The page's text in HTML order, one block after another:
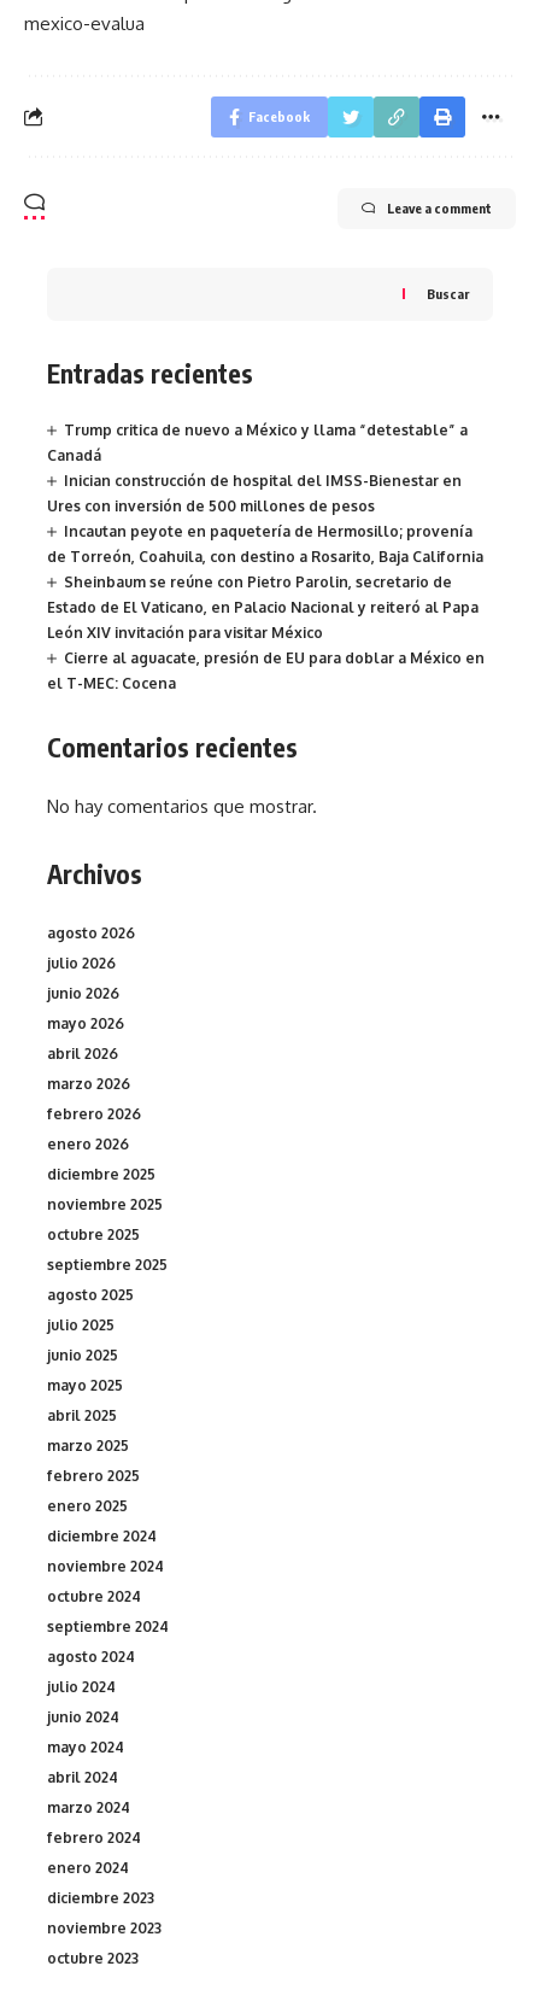
mexico-evalua
Facebook
Leave a comment
Buscar
Entradas recientes
Trump critica de nuevo a México y llama “detestable” a
Canadá
Inician construcción de hospital del IMSS-Bienestar en
Ures con inversión de 500 millones de pesos
Incautan peyote en paquetería de Hermosillo; provenía
de Torreón, Coahuila, con destino a Rosarito, Baja California
Sheinbaum se reúne con Pietro Parolin, secretario de
Estado de El Vaticano, en Palacio Nacional y reiteró al Papa
León XIV invitación para visitar México
Cierre al aguacate, presión de EU para doblar a México en
el T-MEC: Cocena
Comentarios recientes
No hay comentarios que mostrar.
Archivos
agosto 2026
julio 2026
junio 2026
mayo 2026
abril 2026
marzo 2026
febrero 2026
enero 2026
diciembre 2025
noviembre 2025
octubre 2025
septiembre 2025
agosto 2025
julio 2025
junio 2025
mayo 2025
abril 2025
marzo 2025
febrero 2025
enero 2025
diciembre 2024
noviembre 2024
octubre 2024
septiembre 2024
agosto 2024
julio 2024
junio 2024
mayo 2024
abril 2024
marzo 2024
febrero 2024
enero 2024
diciembre 2023
noviembre 2023
octubre 2023